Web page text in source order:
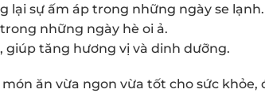
lại sự ấm áp trong những ngày se lạnh.
những ngày hè oi ả.
giúp tăng hương vị và dinh dưỡng.
món ăn vừa ngon vừa tốt cho sức